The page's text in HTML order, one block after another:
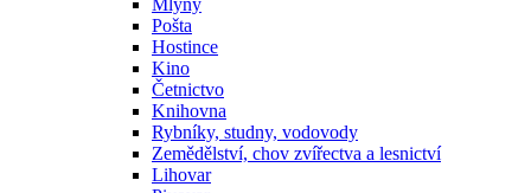
Mlýny
Pošta
Hostince
Kino
Četnictvo
Knihovna
Rybníky, studny, vodovody
Zemědělství, chov zvířectva a lesnictví
Lihovar